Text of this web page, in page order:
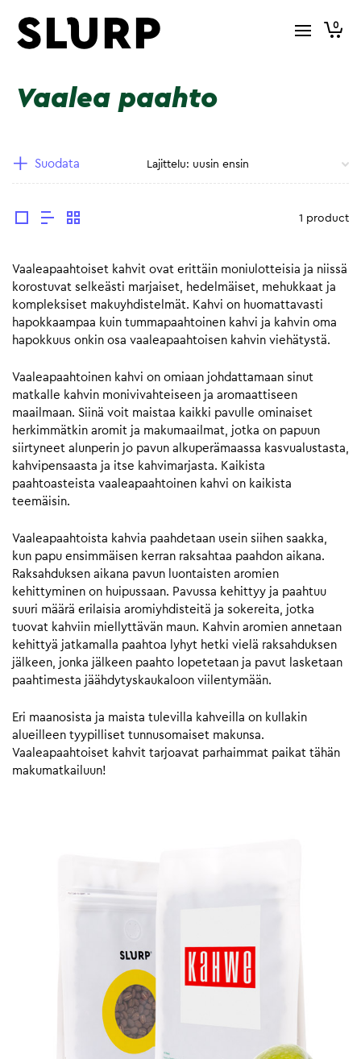
0
Vaalea paahto
Suodata
1 product
Vaaleapaahtoiset kahvit ovat erittäin moniulotteisia ja niissä
korostuvat selkeästi marjaiset, hedelmäiset, mehukkaat ja
kompleksiset makuyhdistelmät. Kahvi on huomattavasti
hapokkaampaa kuin tummapaahtoinen kahvi ja kahvin oma
hapokkuus onkin osa vaaleapaahtoisen kahvin viehätystä.
Vaaleapaahtoinen kahvi on omiaan johdattamaan sinut
matkalle kahvin monivivahteiseen ja aromaattiseen
maailmaan. Siinä voit maistaa kaikki pavulle ominaiset
herkimmätkin aromit ja makumaailmat, jotka on papuun
siirtyneet alunperin jo pavun alkuperämaassa kasvualustasta,
kahvipensaasta ja itse kahvimarjasta. Kaikista
paahtoasteista vaaleapaahtoinen kahvi on kaikista
teemäisin.
Vaaleapaahtoista kahvia paahdetaan usein siihen saakka,
kun papu ensimmäisen kerran raksahtaa paahdon aikana.
Raksahduksen aikana pavun luontaisten aromien
kehittyminen on huipussaan. Pavussa kehittyy ja paahtuu
suuri määrä erilaisia aromiyhdisteitä ja sokereita, jotka
tuovat kahviin miellyttävän maun. Kahvin aromien annetaan
kehittyä jatkamalla paahtoa lyhyt hetki vielä raksahduksen
jälkeen, jonka jälkeen paahto lopetetaan ja pavut lasketaan
paahtimesta jäähdytyskaukaloon viilentymään.
Eri maanosista ja maista tulevilla kahveilla on kullakin
alueilleen tyypilliset tunnusomaiset makunsa.
Vaaleapaahtoiset kahvit tarjoavat parhaimmat paikat tähän
makumatkailuun!